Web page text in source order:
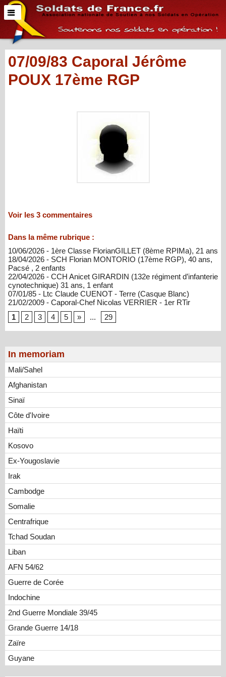
In memoriam
Mali/Sahel
Afghanistan
Sinaï
Côte d'Ivoire
Haïti
Kosovo
Ex-Yougoslavie
Irak
Cambodge
Somalie
Centrafrique
Tchad Soudan
Liban
AFN 54/62
Guerre de Corée
Indochine
2nd Guerre Mondiale 39/45
Grande Guerre 14/18
Zaïre
Guyane
07/09/83 Caporal Jérôme
POUX 17ème RGP
Voir les 3 commentaires
Dans la même rubrique :
10/06/2026 - 1ère Classe FlorianGILLET (8ème RPIMa), 21 ans
18/04/2026 - SCH Florian MONTORIO (17ème RGP), 40 ans,
Pacsé , 2 enfants
22/04/2026 - CCH Anicet GIRARDIN (132e régiment d’infanterie
cynotechnique) 31 ans, 1 enfant
07/01/85 - Ltc Claude CUENOT - Terre (Casque Blanc)
21/02/2009 - Caporal-Chef Nicolas VERRIER - 1er RTir
1
2 3 4 5 » ... 29